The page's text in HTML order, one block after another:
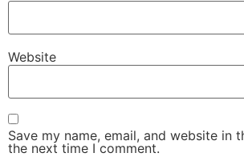
Website
Save my name, email, and website in
the next time I comment.